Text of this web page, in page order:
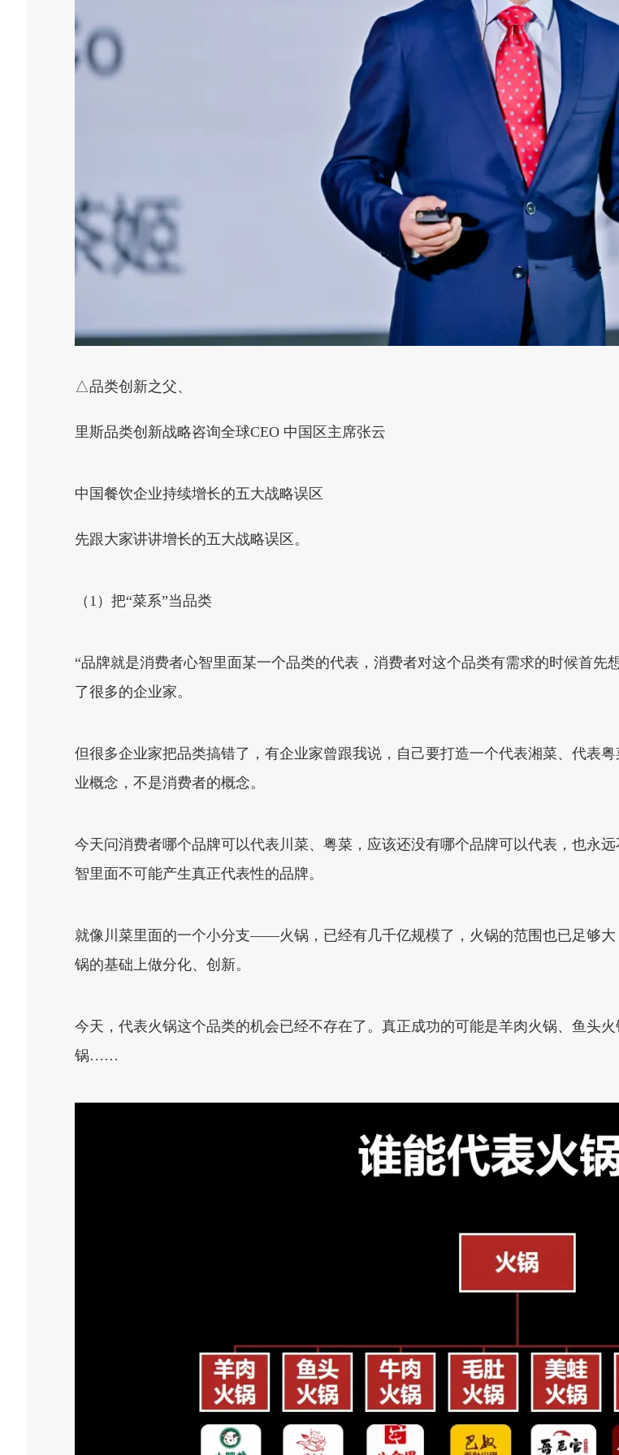
△品类创新之父、
里斯品类创新战略咨询全球CEO 中国区主席张云
中国餐饮企业持续增长的五大战略误区
先跟大家讲讲增长的五大战略误区。
（1）把“菜系”当品类
“品牌就是消费者心智里面某一个品类的代表，消费者对这个品类有需求的时候首
了很多的企业家。
但很多企业家把品类搞错了，有企业家曾跟我说，自己要打造一个代表湘菜、代表
业概念，不是消费者的概念。
今天问消费者哪个品牌可以代表川菜、粤菜，应该还没有哪个品牌可以代表，也永
智里面不可能产生真正代表性的品牌。
就像川菜里面的一个小分支——火锅，已经有几千亿规模了，火锅的范围也已足够
锅的基础上做分化、创新。
今天，代表火锅这个品类的机会已经不存在了。真正成功的可能是羊肉火锅、鱼头
锅……